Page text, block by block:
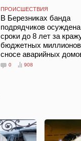
ПРОИСШЕСТВИЯ
В Березниках банда
подрядчиков
сроки до 8 лет за
бюджетных
сносе аварийных
0 908